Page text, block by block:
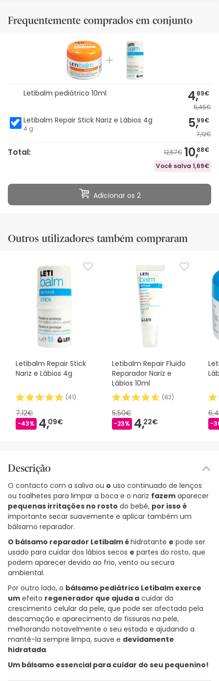
Frequentemente comprados em conjunto
Letibalm pediátrico 10ml 4,89€
5,45€
Letibalm Repair Stick Nariz e Lábios 4g
4 g 5,99€
7,12€
Total: 12,57€ 10,88€
Você salva 1,69€
Adicionar os 2
Outros utilizadores também compraram
Letibalm Repair Stick
Nariz e Lábios 4g
(41)
7,12€
-43% 4,09€
Letibalm Repair Fluido
Reparador Nariz e
Lábios 10ml
(83)
5,50€
-23% 4,22€ -
Descrição
O contacto com a saliva ou o uso continuado de lenços
ou toalhetes para limpar a boca e o nariz fazem aparecer
pequenas irritações no rosto do bebé, por isso é
importante secar suavemente e aplicar também um
bálsamo reparador.
O bálsamo reparador Letibalm éhidratante e pode ser
usado para cuidar dos lábios secos e partes do rosto, que
podem aparecer devido ao frio, vento ou secura
ambiental.
Por outro lado, o bálsamo pediátrico Letibalm exerce
um efeito regenerador que ajuda a cuidar do
crescimento celular da pele, que pode ser afectada pela
descamação e aparecimento de fissuras na pele,
melhorando notavelmente o seu estado e ajudando a
mantê-la sempre limpa, suave e devidamente
hidratada.
Um bálsamo essencial para cuidar do seu pequenino!